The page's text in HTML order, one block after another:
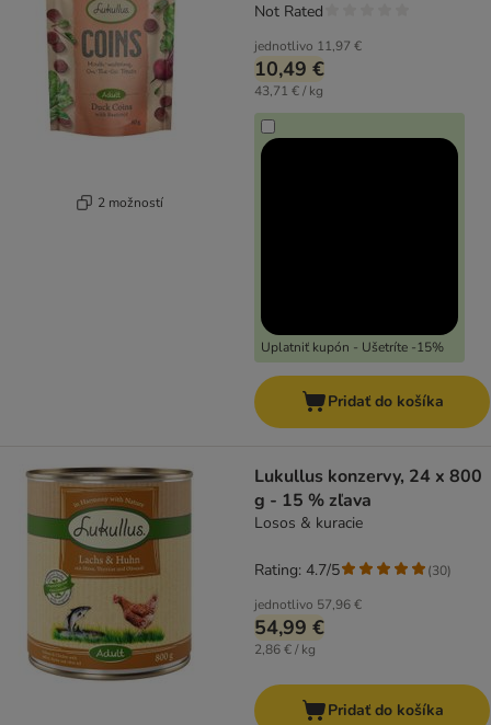
2 možností
jednotlivo 11,97 €
10,49 €
43,71 € / kg
Uplatniť kupón - Ušetríte -15%
Not Rated
Pridať do košíka
Lukullus konzervy, 24 x 800
g - 15 % zľava
Losos & kuracie
jednotlivo 57,96 €
54,99 €
2,86 € / kg
Rating: 4.7/5 (30)
Pridať do košíka